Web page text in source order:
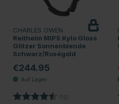
CHARLES OWEN
Reithelm MIPS Kylo Gloss
Glitzer Sonnenblende
Schwarz/Roségold
€244.95
Bewertung: (12) 4.9 von 5 Sternen